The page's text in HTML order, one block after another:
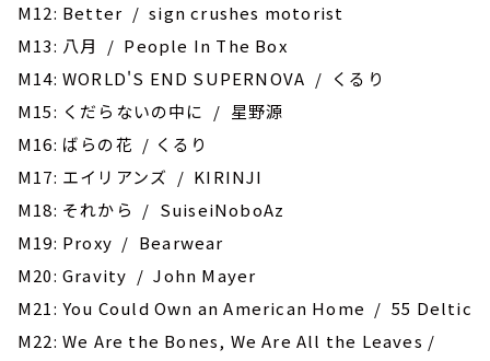
M12: Better / sign crushes motorist
M13: 八月 / People In The Box
M14: WORLD'S END SUPERNOVA / くるり
M15: くだらないの中に / 星野源
M16: ばらの花 / くるり
M17: エイリアンズ / KIRINJI
M18: それから / SuiseiNoboAz
M19: Proxy / Bearwear
M20: Gravity / John Mayer
M21: You Could Own an American Home / 55 Deltic
M22: We Are the Bones, We Are All the Leaves /